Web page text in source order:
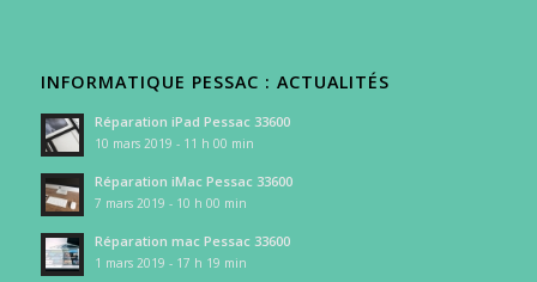
INFORMATIQUE PESSAC : ACTUALITÉS
Réparation iPad Pessac 33600
10 mars 2019 - 11 h 00 min
Réparation iMac Pessac 33600
7 mars 2019 - 10 h 00 min
Réparation mac Pessac 33600
1 mars 2019 - 17 h 19 min